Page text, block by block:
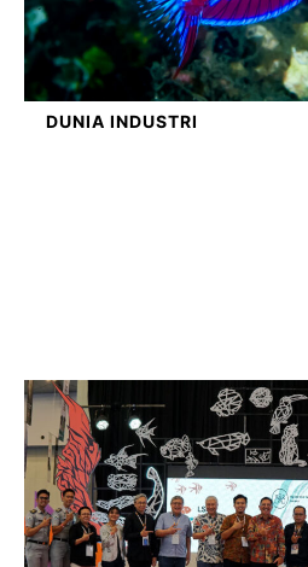
DUNIA INDUSTRI